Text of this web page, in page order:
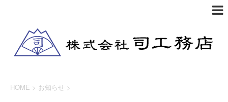
HOME > お知らせ >